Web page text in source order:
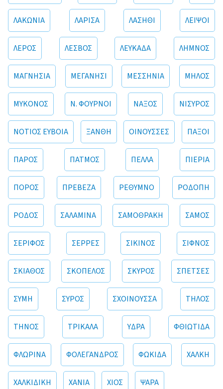
ΛΑΚΩΝΙΑ ΛΑΡΙΣΑ ΛΑΣΗΘΙ ΛΕΙΨΟΙ
ΛΕΡΟΣ ΛΕΣΒΟΣ ΛΕΥΚΑΔΑ ΛΗΜΝΟΣ
ΜΑΓΝΗΣΙΑ ΜΕΓΑΝΗΣΙ ΜΕΣΣΗΝΙΑ ΜΗΛΟΣ
ΜΥΚΟΝΟΣ Ν. ΦΟΥΡΝΟΙ ΝΑΞΟΣ ΝΙΣΥΡΟΣ
ΝΟΤΙΟΣ ΕΥΒΟΙΑ ΞΑΝΘΗ ΟΙΝΟΥΣΣΕΣ ΠΑΞΟΙ
ΠΑΡΟΣ ΠΑΤΜΟΣ ΠΕΛΛΑ ΠΙΕΡΙΑ
ΠΟΡΟΣ ΠΡΕΒΕΖΑ ΡΕΘΥΜΝΟ ΡΟΔΟΠΗ
ΡΟΔΟΣ ΣΑΛΑΜΙΝΑ ΣΑΜΟΘΡΑΚΗ ΣΑΜΟΣ
ΣΕΡΙΦΟΣ ΣΕΡΡΕΣ ΣΙΚΙΝΟΣ ΣΙΦΝΟΣ
ΣΚΙΑΘΟΣ ΣΚΟΠΕΛΟΣ ΣΚΥΡΟΣ ΣΠΕΤΣΕΣ
ΣΥΜΗ ΣΥΡΟΣ ΣΧΟΙΝΟΥΣΣΑ ΤΗΛΟΣ
ΤΗΝΟΣ ΤΡΙΚΑΛΑ ΥΔΡΑ ΦΘΙΩΤΙΔΑ
ΦΛΩΡΙΝΑ ΦΟΛΕΓΑΝΔΡΟΣ ΦΩΚΙΔΑ ΧΑΛΚΗ
ΧΑΛΚΙΔΙΚΗ ΧΑΝΙΑ ΧΙΟΣ ΨΑΡΑ